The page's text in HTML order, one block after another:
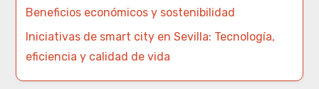
Beneficios económicos y sostenibilidad
Iniciativas de smart city en Sevilla: Tecnología,
eficiencia y calidad de vida